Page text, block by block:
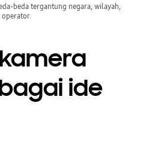
beda tergantung negara, wilayah,
operator.
ide